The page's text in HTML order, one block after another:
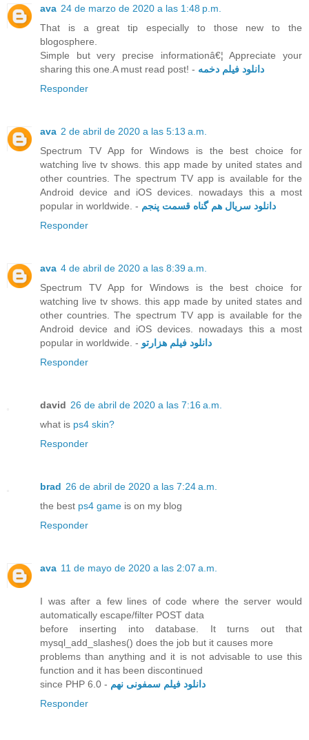
ava 24 de marzo de 2020 a las 1:48 p.m.
That is a great tip especially to those new to the
blogosphere.
Simple but very precise informationâ€¦ Appreciate your
sharing this one.A must read post! - دانلود فیلم دخمه
Responder
ava 2 de abril de 2020 a las 5:13 a.m.
Spectrum TV App for Windows is the best choice for
watching live tv shows. this app made by united states and
other countries. The spectrum TV app is available for the
Android device and iOS devices. nowadays this a most
popular in worldwide. - دانلود سریال هم گناه قسمت پنجم
Responder
ava 4 de abril de 2020 a las 8:39 a.m.
Spectrum TV App for Windows is the best choice for
watching live tv shows. this app made by united states and
other countries. The spectrum TV app is available for the
Android device and iOS devices. nowadays this a most
popular in worldwide. - دانلود فیلم هزارتو
Responder
david 26 de abril de 2020 a las 7:16 a.m.
what is ps4 skin?
Responder
brad 26 de abril de 2020 a las 7:24 a.m.
the best ps4 game is on my blog
Responder
ava 11 de mayo de 2020 a las 2:07 a.m.
I was after a few lines of code where the server would
automatically escape/filter POST data
before inserting into database. It turns out that
mysql_add_slashes() does the job but it causes more
problems than anything and it is not advisable to use this
function and it has been discontinued
since PHP 6.0 - دانلود فیلم سمفونی نهم
Responder